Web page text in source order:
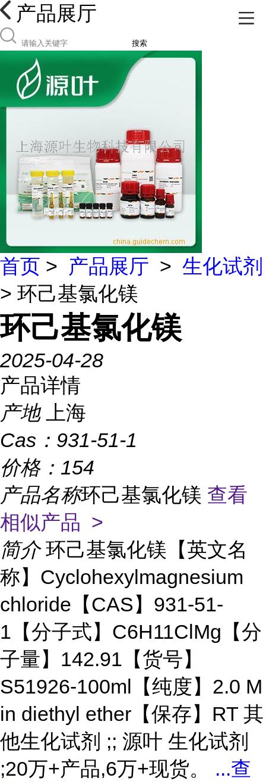
产品展厅
搜索
首页 > 产品展厅 > 生化试剂
> 环己基氯化镁
环己基氯化镁
2025-04-28
产品详情
产地
上海
Cas： 931-51-1
价格： 154
产品名称环己基氯化镁 查看
相似产品 >
简介 环己基氯化镁【英文名
称】Cyclohexylmagnesium
chloride【CAS】931-51-
1【分子式】C6H11ClMg【分
子量】142.91【货号】
S51926-100ml【纯度】2.0 M
in diethyl ether【保存】RT 其
他生化试剂 ;; 源叶 生化试剂
;20万+产品,6万+现货。 ...查